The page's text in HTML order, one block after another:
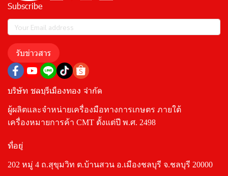
Subscribe
รับข่าวสาร
บริษัท ชลบุรีเมืองทอง จำกัด
ผู้ผลิตและจำหน่ายเครื่องมือทางการเกษตร ภายใต้
เครื่องหมายการค้า CMT ตั้งแต่ปี พ.ศ. 2498
ที่อยู่
202 หมู่ 4 ถ.สุขุมวิท ต.บ้านสวน อ.เมืองชลบุรี จ.ชลบุรี 20000